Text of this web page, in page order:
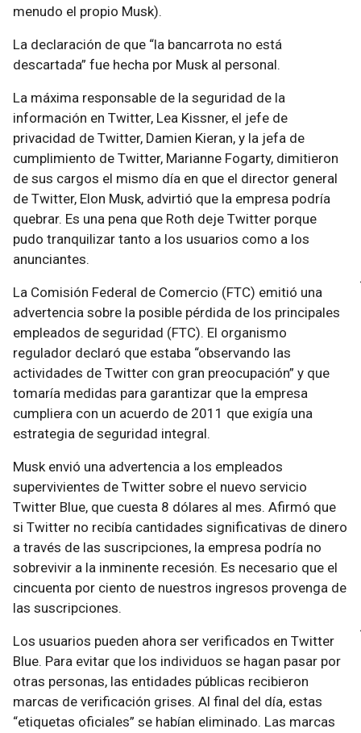
menudo el propio Musk).
La declaración de que “la bancarrota no está
descartada” fue hecha por Musk al personal.
La máxima responsable de la seguridad de la
información en Twitter, Lea Kissner, el jefe de
privacidad de Twitter, Damien Kieran, y la jefa de
cumplimiento de Twitter, Marianne Fogarty, dimitieron
de sus cargos el mismo día en que el director general
de Twitter, Elon Musk, advirtió que la empresa podría
quebrar. Es una pena que Roth deje Twitter porque
pudo tranquilizar tanto a los usuarios como a los
anunciantes.
La Comisión Federal de Comercio (FTC) emitió una
advertencia sobre la posible pérdida de los principales
empleados de seguridad (FTC). El organismo
regulador declaró que estaba “observando las
actividades de Twitter con gran preocupación” y que
tomaría medidas para garantizar que la empresa
cumpliera con un acuerdo de 2011 que exigía una
estrategia de seguridad integral.
Musk envió una advertencia a los empleados
supervivientes de Twitter sobre el nuevo servicio
Twitter Blue, que cuesta 8 dólares al mes. Afirmó que
si Twitter no recibía cantidades significativas de dinero
a través de las suscripciones, la empresa podría no
sobrevivir a la inminente recesión. Es necesario que el
cincuenta por ciento de nuestros ingresos provenga de
las suscripciones.
Los usuarios pueden ahora ser verificados en Twitter
Blue. Para evitar que los individuos se hagan pasar por
otras personas, las entidades públicas recibieron
marcas de verificación grises. Al final del día, estas
“etiquetas oficiales” se habían eliminado. Las marcas